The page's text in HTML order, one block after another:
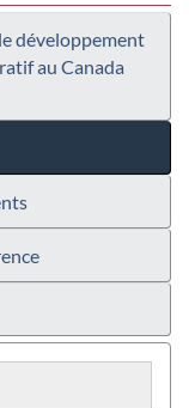
développement
au Canada